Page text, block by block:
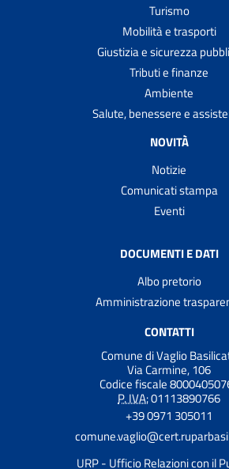
Turismo
Mobilità e trasporti
Giustizia e sicurezza
Tributi e finanze
Ambiente
Salute, benessere e
NOVITÀ
Notizie
Comunicati stampa
Eventi
DOCUMENTI E DATI
Albo pretorio
Amministrazione
CONTATTI
Comune di Vaglio
Via Carmine, 106
Codice fiscale
P. IVA:01113890766
+39 0971 305011
URP - Ufficio Relazioni con il